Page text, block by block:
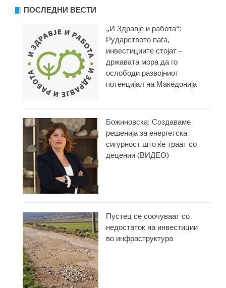
ПОСЛЕДНИ ВЕСТИ
„И Здравје и работа“:
Рударството паѓа,
инвестициите стојат –
државата мора да го
ослободи развојниот
потенцијал на Македонија
Божиновска: Создаваме
решенија за енергетска
сигурност што ќе траат со
децении (ВИДЕО)
Пустец се соочуваат со
недостаток на инвестиции
во инфраструктура